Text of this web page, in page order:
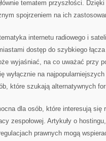
tematem przyszłości.
spojrzeniem na ich
internetu radiowego i
dostęp do szybkiego
wyjaśniać, na co uważać przy
wyłącznie na
które szukają alternatywnych
dla osób, które interesują się
zespołowej. Artykuły o
prawnych mogą